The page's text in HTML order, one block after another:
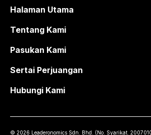
Halaman Utama
Tentang Kami
Pasukan Kami
Sertai Perjuangan
Hubungi Kami
© 2026 Leaderonomics Sdn. Bhd. (No. Syarikat.